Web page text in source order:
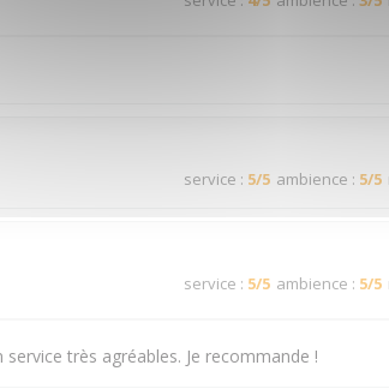
service : 5/5 ambience : 5/5
service : 5/5 ambience : 5/5
très agréables. Je recommande !